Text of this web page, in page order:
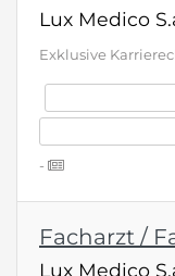
Lux Medico
-
Facharzt /
Lux Medico